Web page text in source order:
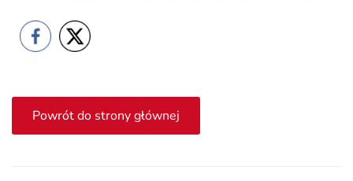
Powrót do strony głównej